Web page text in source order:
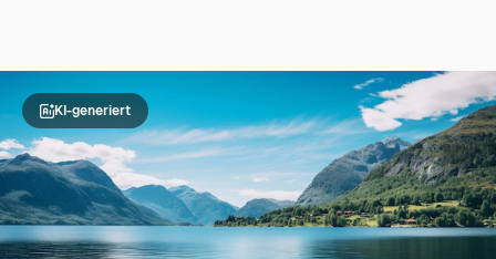
KI-generiert